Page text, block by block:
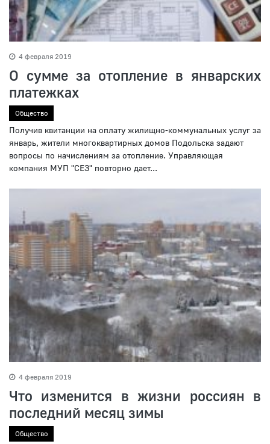
4 февраля 2019
О сумме за отопление в январских
платежках
Общество
Получив квитанции на оплату жилищно-коммунальных услуг за
январь, жители многоквартирных домов Подольска задают
вопросы по начислениям за отопление. Управляющая
компания МУП "СЕЗ" повторно дает...
4 февраля 2019
Что изменится в жизни россиян в
последний месяц зимы
Общество